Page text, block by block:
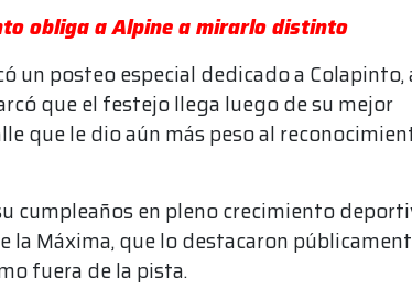
obliga a Alpine a mirarlo distinto
un posteo especial dedicado a Colapinto,
que el festejo llega luego de su mejor
que le dio aún más peso al
cumpleaños en pleno crecimiento
la Máxima, que lo destacaron
fuera de la pista.